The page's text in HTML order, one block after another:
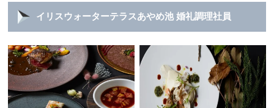
イリスウォーターテラスあやめ池 婚礼調理社員